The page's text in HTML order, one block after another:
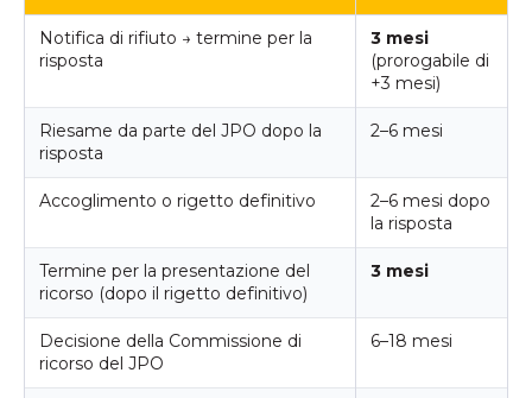
Notifica di rifiuto → termine per la
risposta
3 mesi
(prorogabile di
+3 mesi)
Riesame da parte del JPO dopo la
risposta
2–6 mesi
Accoglimento o rigetto definitivo
2–6 mesi dopo
la risposta
Termine per la presentazione del
ricorso (dopo il rigetto definitivo)
3 mesi
Decisione della Commissione di
ricorso del JPO
6–18 mesi